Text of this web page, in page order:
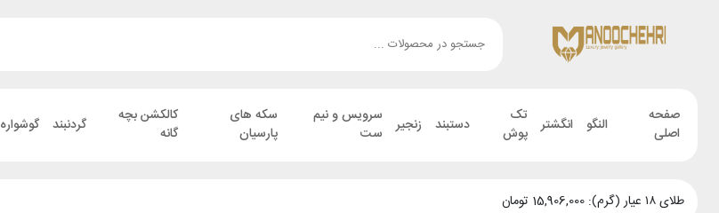
صفحه
اصلی
النگو انگشتر
تک
پوش
دستبند زنجیر
سرویس و نیم
ست
سکه های
پارسیان
کالکشن بچه
گانه
گردنبند گوشواره
طلای ۱۸ عیار (گرم): 15,906,000 تومان